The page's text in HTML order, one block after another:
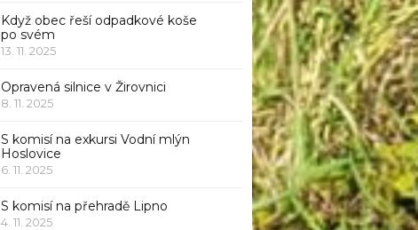
Když obec řeší odpadkové koše
po svém
13. 11. 2025
Opravená silnice v Žirovnici
8. 11. 2025
S komisí na exkursi Vodní mlýn
Hoslovice
6. 11. 2025
S komisí na přehradě Lipno
4. 11. 2025